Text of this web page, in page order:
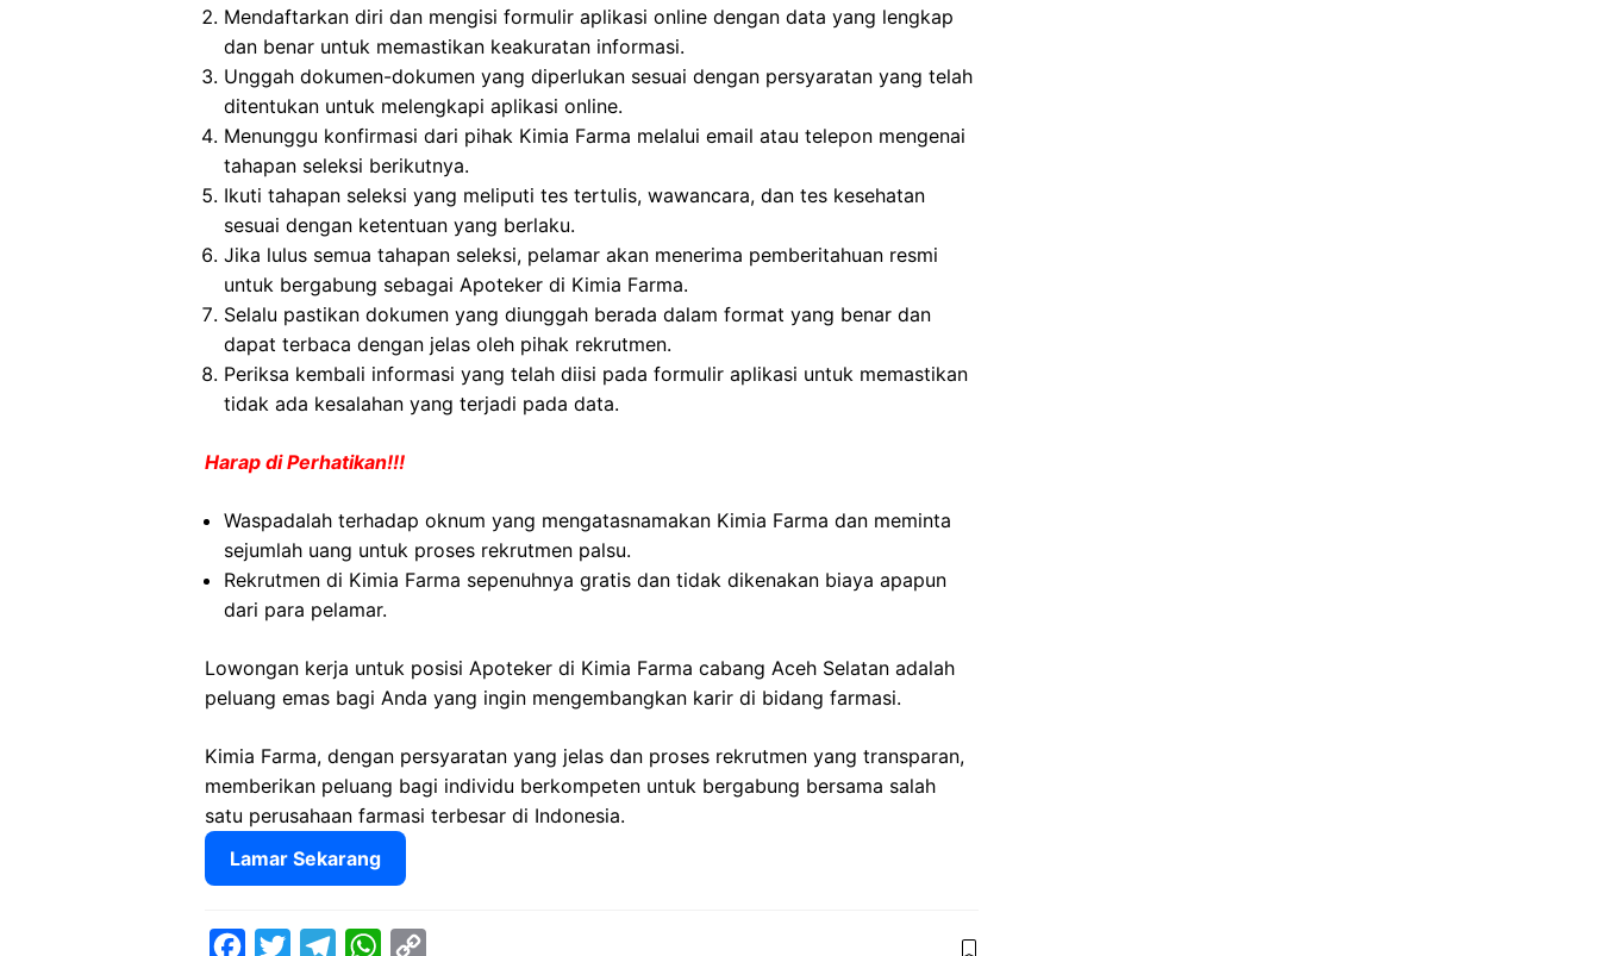
Mendaftarkan diri dan mengisi formulir aplikasi online dengan data yang lengkap
dan benar untuk memastikan keakuratan informasi.
Unggah dokumen-dokumen yang diperlukan sesuai dengan persyaratan yang telah
ditentukan untuk melengkapi aplikasi online.
Menunggu konfirmasi dari pihak Kimia Farma melalui email atau telepon mengenai
tahapan seleksi berikutnya.
Ikuti tahapan seleksi yang meliputi tes tertulis, wawancara, dan tes kesehatan
sesuai dengan ketentuan yang berlaku.
Jika lulus semua tahapan seleksi, pelamar akan menerima pemberitahuan resmi
untuk bergabung sebagai Apoteker di Kimia Farma.
Selalu pastikan dokumen yang diunggah berada dalam format yang benar dan
dapat terbaca dengan jelas oleh pihak rekrutmen.
Periksa kembali informasi yang telah diisi pada formulir aplikasi untuk memastikan
tidak ada kesalahan yang terjadi pada data.
Harap di Perhatikan!!!
Waspadalah terhadap oknum yang mengatasnamakan Kimia Farma dan meminta
sejumlah uang untuk proses rekrutmen palsu.
Rekrutmen di Kimia Farma sepenuhnya gratis dan tidak dikenakan biaya apapun
dari para pelamar.
Lowongan kerja untuk posisi Apoteker di Kimia Farma cabang Aceh Selatan adalah
peluang emas bagi Anda yang ingin mengembangkan karir di bidang farmasi.
Kimia Farma, dengan persyaratan yang jelas dan proses rekrutmen yang transparan,
memberikan peluang bagi individu berkompeten untuk bergabung bersama salah
satu perusahaan farmasi terbesar di Indonesia.
Lamar Sekarang
W